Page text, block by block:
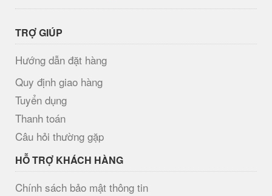
TRỢ GIÚP
Hướng dẫn đặt hàng
Quy định giao hàng
Tuyển dụng
Thanh toán
Câu hỏi thường gặp
HỖ TRỢ KHÁCH HÀNG
Chính sách bảo mật thông tin